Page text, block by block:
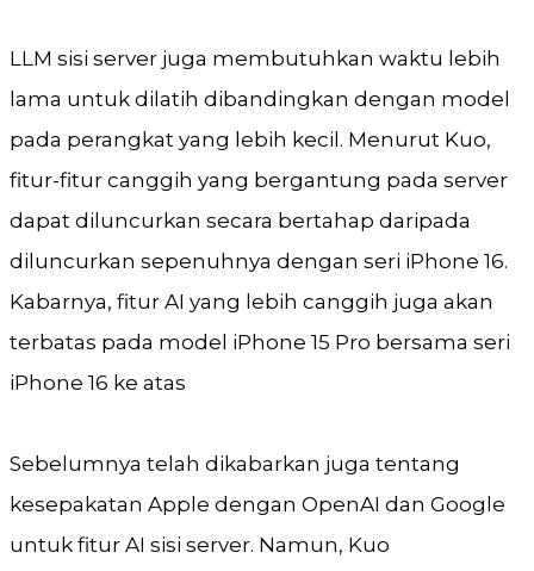
LLM sisi server juga membutuhkan waktu lebih
lama untuk dilatih dibandingkan dengan model
pada perangkat yang lebih kecil. Menurut Kuo,
fitur-fitur canggih yang bergantung pada server
dapat diluncurkan secara bertahap daripada
diluncurkan sepenuhnya dengan seri iPhone 16.
Kabarnya, fitur AI yang lebih canggih juga akan
terbatas pada model iPhone 15 Pro bersama seri
iPhone 16 ke atas
Sebelumnya telah dikabarkan juga tentang
kesepakatan Apple dengan OpenAI dan Google
untuk fitur AI sisi server. Namun, Kuo